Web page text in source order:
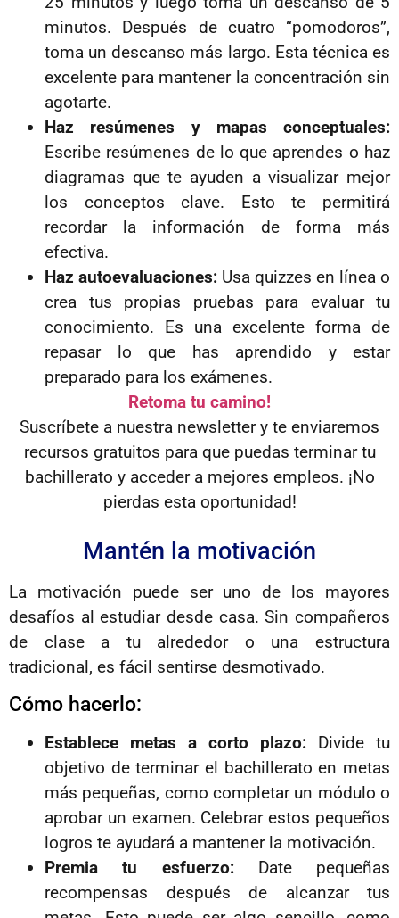
minutos. Después de cuatro “pomodoros”,
toma un descanso más largo. Esta técnica es
excelente para mantener la concentración sin
agotarte.
Haz resúmenes y mapas conceptuales:
Escribe resúmenes de lo que aprendes o haz
diagramas que te ayuden a visualizar mejor
los conceptos clave. Esto te permitirá
recordar la información de forma más
efectiva.
Haz autoevaluaciones: Usa quizzes en línea o
crea tus propias pruebas para evaluar tu
conocimiento. Es una excelente forma de
repasar lo que has aprendido y estar
preparado para los exámenes.
Retoma tu camino!
Suscríbete a nuestra newsletter y te enviaremos
recursos gratuitos para que puedas terminar tu
bachillerato y acceder a mejores empleos. ¡No
pierdas esta oportunidad!
Mantén la motivación
La motivación puede ser uno de los mayores
desafíos al estudiar desde casa. Sin compañeros
de clase a tu alrededor o una estructura
tradicional, es fácil sentirse desmotivado.
Cómo hacerlo:
Establece metas a corto plazo: Divide tu
objetivo de terminar el bachillerato en metas
más pequeñas, como completar un módulo o
aprobar un examen. Celebrar estos pequeños
logros te ayudará a mantener la motivación.
Premia tu esfuerzo:Date pequeñas
recompensas después de alcanzar tus